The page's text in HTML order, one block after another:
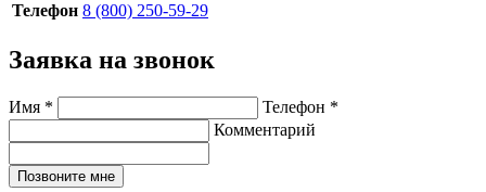
Телефон 8 (800) 250-59-29
Заявка на звонок
Имя * Телефон *
Комментарий
Позвоните мне